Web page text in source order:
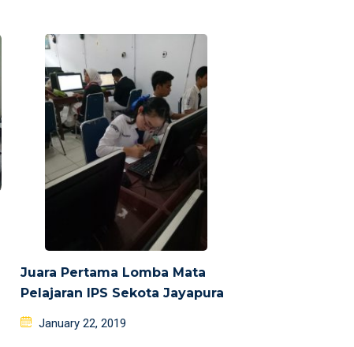
Juara Pertama Lomba Mata
Pelajaran IPS Sekota Jayapura
Posted
January 22, 2019